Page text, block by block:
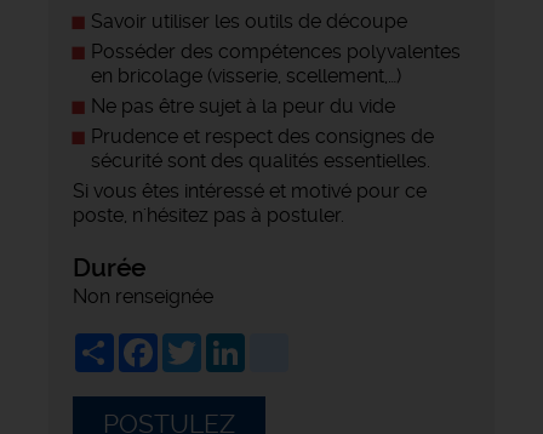
Savoir utiliser les outils de découpe
Posséder des compétences polyvalentes
en bricolage (visserie, scellement,…)
Ne pas être sujet à la peur du vide
Prudence et respect des consignes de
sécurité sont des qualités essentielles.
Si vous êtes intéressé et motivé pour ce
poste, n'hésitez pas à postuler.
Durée
Non renseignée
ShareFacebook
Twitter
POSTULEZ